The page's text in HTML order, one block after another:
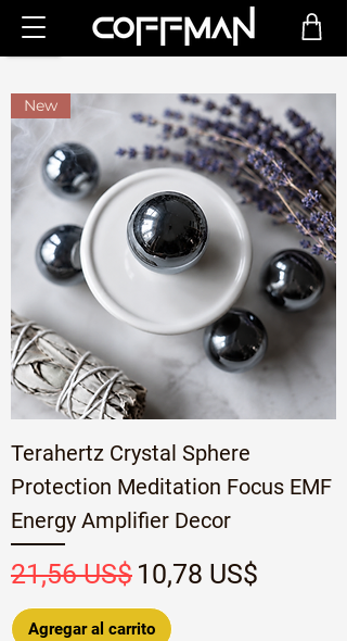
New
Terahertz Crystal Sphere
Protection Meditation Focus EMF
Energy Amplifier Decor
Precio
21,56 US$ Precio de oferta
10,78 US$
Agregar al carrito